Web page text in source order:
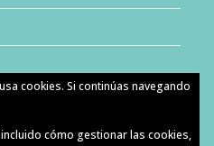
cookies. Si continúas navegando
cómo gestionar las cookies,